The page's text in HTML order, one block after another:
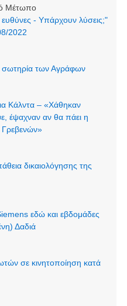
Μέτωπο
- Υπάρχουν λύσεις;"
2022
σωτηρία των Αγράφων
Κάλντα – «Χάθηκαν
έψαχναν αν θα πάει η
δικαιολόγησης της
εδώ και εβδομάδες
Δαδιά
σε κινητοποίηση κατά